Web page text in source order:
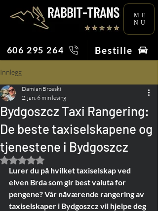
ME
NU
606 295 264 Bestille
Innlegg
Bydgoszcz Taxi Rangering:
De beste taxiselskapene og
tjenestene i Bydgoszcz
Damian Brzeski
2. jan. 6 min lesing
Gitt NaN av 5 stjerner.
Lurer du på hvilket taxiselskap ved
elven Brda som gir best valuta for
pengene? Vår nåværende rangering av
taxiselskaper i Bydgoszcz vil hjelpe deg